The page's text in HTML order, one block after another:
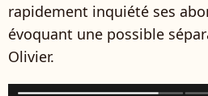
rapidement inquiété ses
évoquant une possible
Olivier.